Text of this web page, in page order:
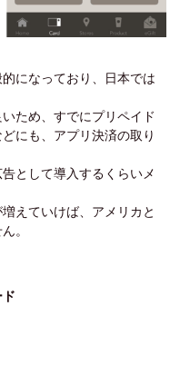
になっており、日本では
ため、すでにプリペイド
にも、アプリ決済の取り
として導入するくらいメ
えていけば、アメリカと
。